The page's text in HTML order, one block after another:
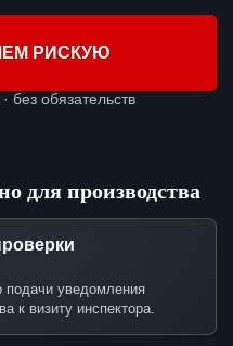
РИСКУЮ
без обязательств
для производства
уведомления
к визиту инспектора.